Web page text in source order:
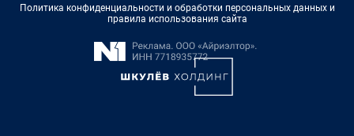
Политика конфиденциальности и обработки персональных данных и
правила использования сайта